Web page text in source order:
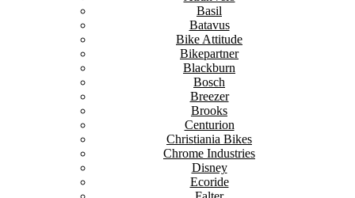
Basil
Batavus
Bike Attitude
Bikepartner
Blackburn
Bosch
Breezer
Brooks
Centurion
Christiania Bikes
Chrome Industries
Disney
Ecoride